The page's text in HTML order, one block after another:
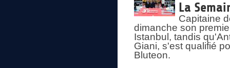
La
Capitaine
dimanche son
Istanbul, tandis
Giani, s'est qualifié
Bluteon.